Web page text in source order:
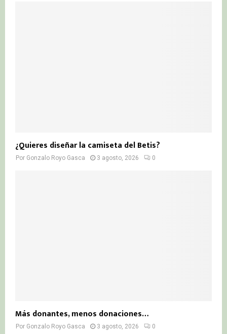
¿Quieres diseñar la camiseta del Betis?
Por Gonzalo Royo Gasca 3 agosto, 2026 0
Más donantes, menos donaciones…
Por Gonzalo Royo Gasca 3 agosto, 2026 0